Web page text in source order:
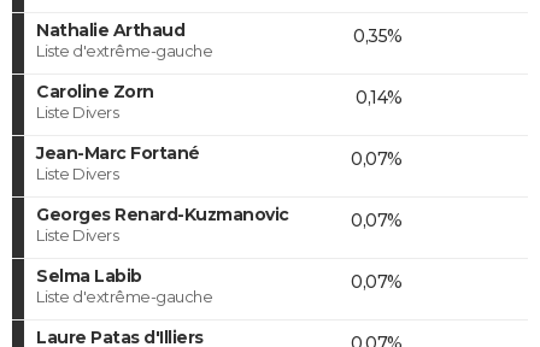
Nathalie Arthaud
Liste d'extrême-gauche
0,35%
Caroline Zorn
Liste Divers
0,14%
Jean-Marc Fortané
Liste Divers
0,07%
Georges Renard-Kuzmanovic
Liste Divers
0,07%
Selma Labib
Liste d'extrême-gauche
0,07%
Laure Patas d'Illiers